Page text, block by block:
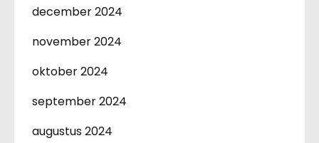
december 2024
november 2024
oktober 2024
september 2024
augustus 2024